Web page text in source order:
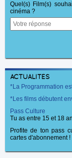
Quel(s) Film(s)
cinéma ?
ACTUALITÉS
*La Programmation
*Les films débutent
Pass Culture
Tu as entre 15 et 18
Profite de ton pass
cartes d'abonnement !